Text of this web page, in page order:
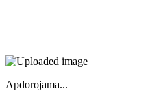
Apdorojama...